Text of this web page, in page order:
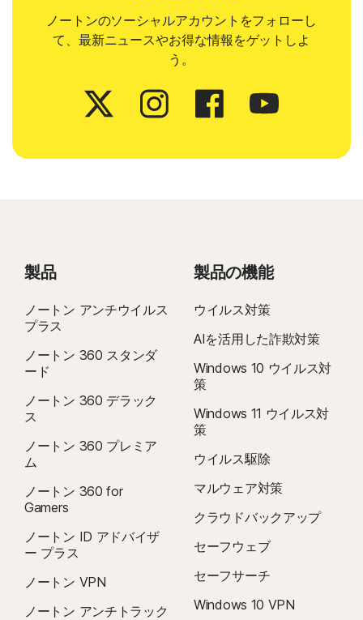
ノートンのソーシャルアカウントをフォローし
て、最新ニュースやお得な情報をゲットしよ
う。
製品
ノートン アンチウイルス
プラス
ノートン 360 スタンダ
ード
ノートン 360 デラック
ス
ノートン 360 プレミア
ム
ノートン 360 for
Gamers
ノートン ID アドバイザ
ー プラス
ノートン VPN
ノートン アンチトラック
製品の機能
ウイルス対策
AIを活用した詐欺対策
Windows 10 ウイルス対
策
Windows 11 ウイルス対
策
ウイルス駆除
マルウェア対策
クラウドバックアップ
セーフウェブ
セーフサーチ
Windows 10 VPN